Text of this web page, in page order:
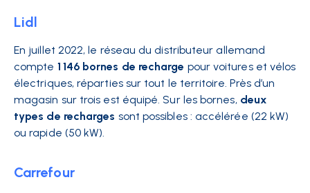
Lidl
En juillet 2022, le réseau du distributeur allemand
compte 1 146 bornes de recharge pour voitures et vélos
électriques, réparties sur tout le territoire. Près d’un
magasin sur trois est équipé. Sur les bornes, deux
types de recharges sont possibles : accélérée (22 kW)
ou rapide (50 kW).
Carrefour